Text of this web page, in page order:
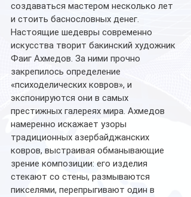
создаваться мастером несколько лет
и стоить баснословных денег.
Настоящие шедевры современно
искусства творит бакинский художник
Фаиг Ахмедов. За ними прочно
закрепилось определение
«психоделических ковров», и
экспонируются они в самых
престижных галереях мира. Ахмедов
намеренно искажает узоры
традиционных азербайджанских
ковров, выстраивая обманывающие
зрение композиции: его изделия
стекают со стены, размываются
пикселями, перепрыгивают один в